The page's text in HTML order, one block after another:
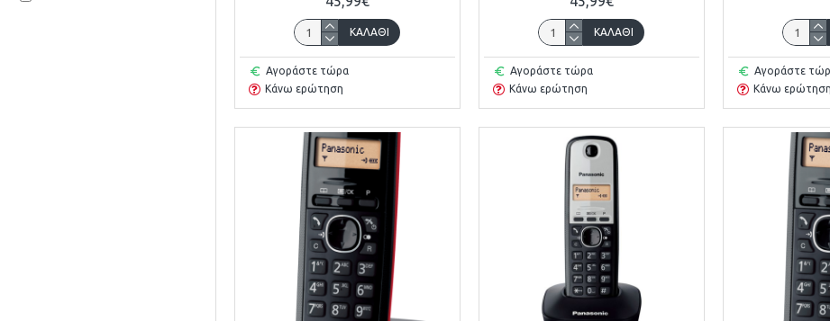
ΚΑΛΆΘΙ
Αγοράστε τώρα
Κάνω ερώτηση
ΚΑΛΆΘΙ
Αγοράστε τώρα
Κάνω ερώτηση
Αγοράστε
Κάνω ερώτηση